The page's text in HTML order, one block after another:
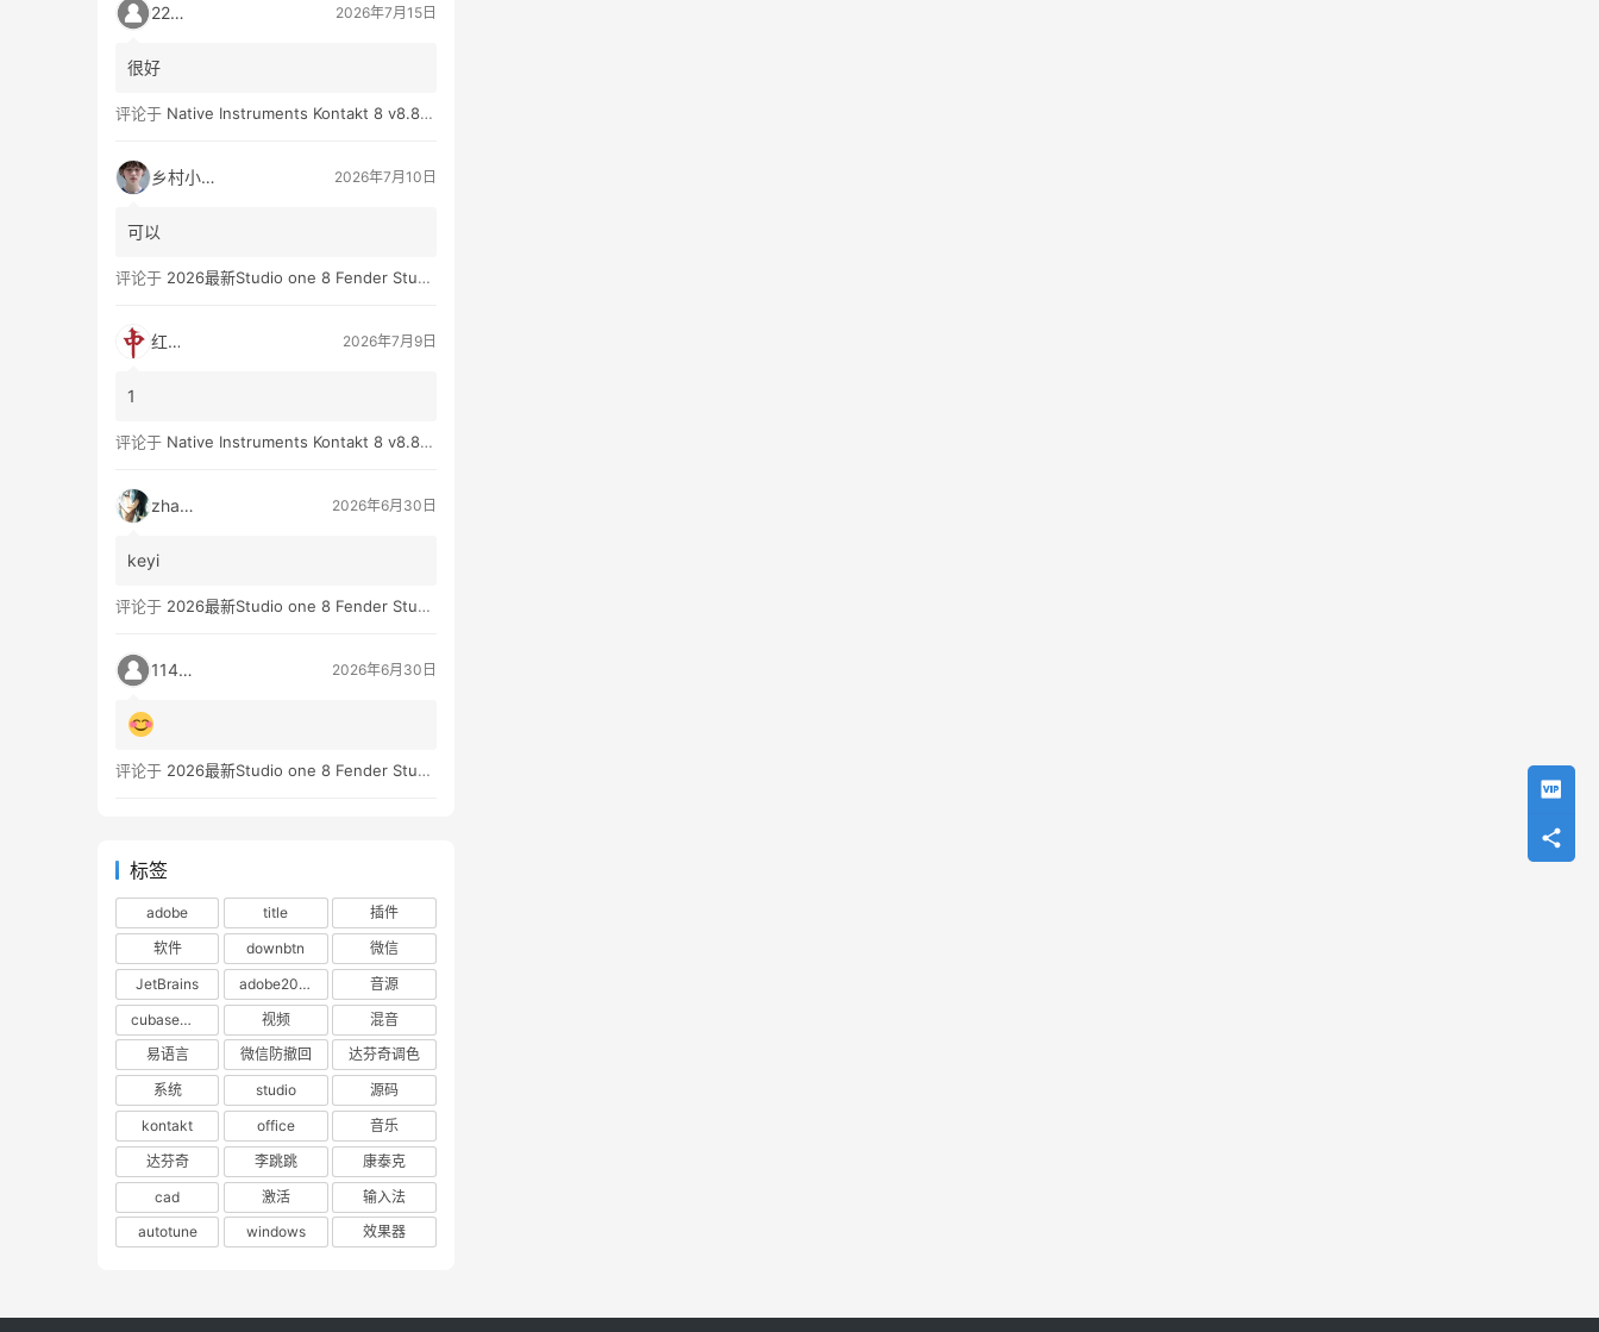
2259 2026年7月15日
很好
评论于 Native Instruments Kontakt 8 v8.8.0 WIN
乡村小孩👦 2026年7月10日
可以
评论于 2026最新Studio one 8 Fender Studio Pro 8 v8.0.0 WIN版 带扩展（附带安装教程）
红中 2026年7月9日
1
评论于 Native Instruments Kontakt 8 v8.8.0 WIN
zhan3 2026年6月30日
keyi
评论于 2026最新Studio one 8 Fender Studio Pro 8 v8.0.0 WIN版 带扩展（附带安装教程）
11431 2026年6月30日
评论于 2026最新Studio one 8 Fender Studio Pro 8 v8.0.0 WIN版 带扩展（附带安装教程）
标签
adobe title
插件
软件
downbtn
微信
JetBrains
adobe2023
音源
cubase下载
视频
混音
易语言
微信防撤回
达芬奇调色
系统
studio
源码
kontakt
office
音乐
达芬奇
李跳跳
康泰克
cad
激活
输入法
autotune
windows 效果器